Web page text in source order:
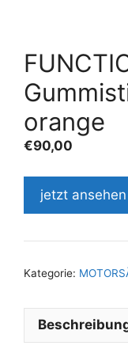
orange
€90,00
jetzt
Kategorie: